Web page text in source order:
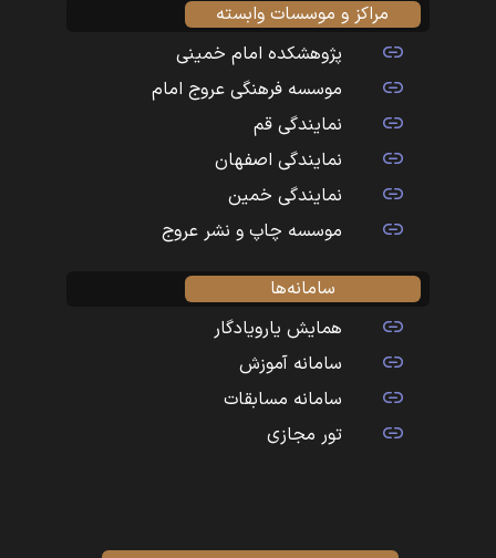
مراکز و موسسات وابسته
پژوهشکده امام خمینی
موسسه فرهنگی عروج امام
نمایندگی قم
نمایندگی اصفهان
نمایندگی خمین
موسسه چاپ و نشر عروج
سامانه‌ها
همایش یارویادگار
سامانه آموزش
سامانه مسابقات
تور مجازی